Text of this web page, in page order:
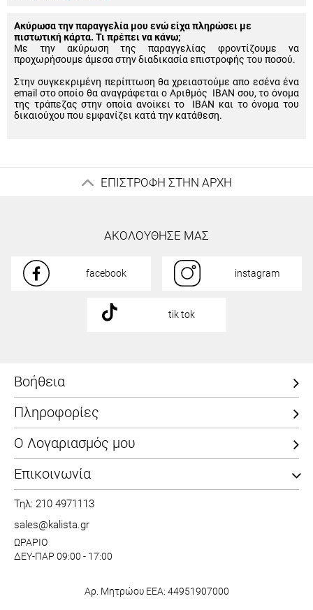
Ακύρωσα την παραγγελία μου ενώ είχα πληρώσει με
πιστωτική κάρτα. Τι πρέπει να κάνω;
Με την ακύρωση της παραγγελίας φροντίζουμε να
προχωρήσουμε άμεσα στην διαδικασία επιστροφής του ποσού.
Στην συγκεκριμένη περίπτωση θα χρειαστούμε απο εσένα ένα
email στο οποίο θα αναγράφεται ο Αριθμός IBAN σου, το όνομα
της τράπεζας στην οποία ανοίκει το IBAN και το όνομα του
δικαιούχου που εμφανίζει κατά την κατάθεση.
ΕΠΙΣΤΡΟΦΗ ΣΤΗΝ ΑΡΧΗ
ΑΚΟΛΟΥΘΗΣΕ ΜΑΣ
facebook instagram
tik tok
Βοήθεια
Πληροφορίες
Ο Λογαριασμός μου
Επικοινωνία
Τηλ: 210 4971113
sales@kalista.gr
ΩΡΑΡΙΟ
ΔΕΥ-ΠΑΡ 09:00 - 17:00
Αρ. Μητρώου ΕΕΑ: 44951907000